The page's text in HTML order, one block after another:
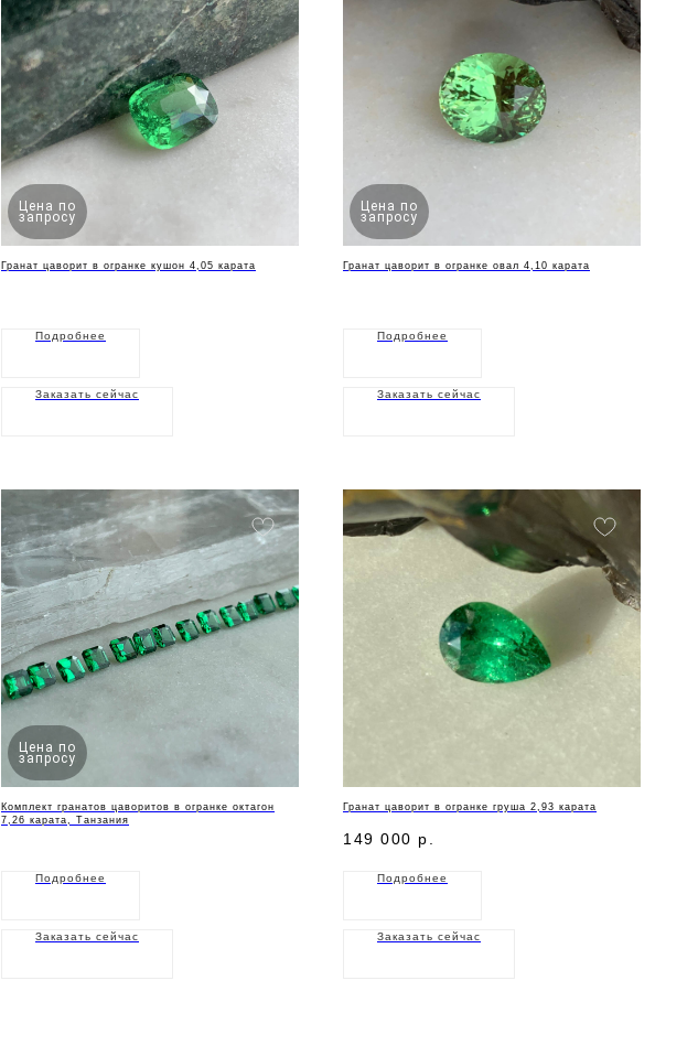
Цена по
запросу
Гранат цаворит в огранке кушон 4,05 карата
Подробнее
Заказать сейчас
Цена по
запросу
Гранат цаворит в огранке овал 4,10 карата
Подробнее
Заказать сейчас
Цена по
запросу
Комплект гранатов цаворитов в огранке октагон
7,26 карата, Танзания
Подробнее
Заказать сейчас
Гранат цаворит в огранке груша 2,93 карата
149 000 р.
Подробнее
Заказать сейчас